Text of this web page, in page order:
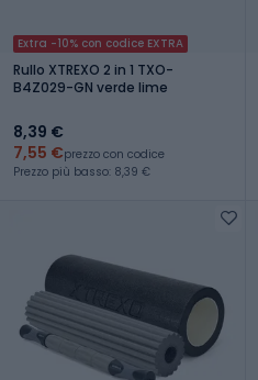
Extra -10% con codice EXTRA
Rullo XTREXO 2 in 1 TXO-
B4Z029-GN verde lime
8,39 €
7,55 €prezzo con codice
Prezzo più basso: 8,39 €